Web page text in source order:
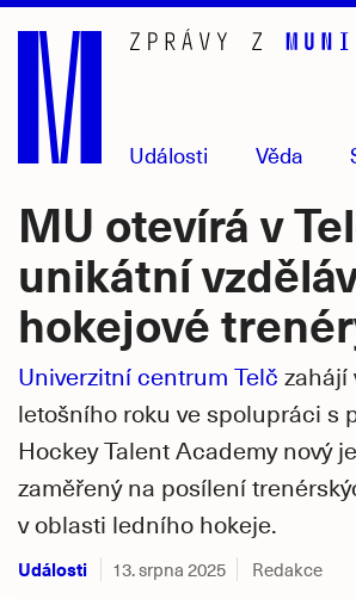
Přejít
hlavní
obsah
Události Věda
MU otevírá v
unikátní
hokejové
Univerzitní centrum Telč zahájí
letošního roku ve spolupráci s
Hockey Talent Academy nový
zaměřený na posílení
v oblasti ledního hokeje.
Události 13. srpna 2025 Redakce